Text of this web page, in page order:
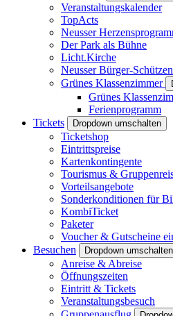
Veranstaltungskalender
TopActs
Neusser
Der Park als Bühne
Licht.Kirche
Neusser Bürger-
Grünes Klassenzimmer
Grünes
Ferienprogramm
Tickets
Dropdown umschalten
Ticketshop
Eintrittspreise
Kartenkontingente
Tourismus &
Vorteilsangebote
Sonderkonditionen für
KombiTicket
Paketer
Voucher & Gutscheine
Besuchen
Dropdown umschalten
Anreise & Abreise
Öffnungszeiten
Eintritt & Tickets
Veranstaltungsbesuch